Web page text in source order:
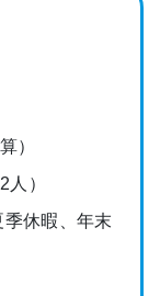
）
）
休暇、年末